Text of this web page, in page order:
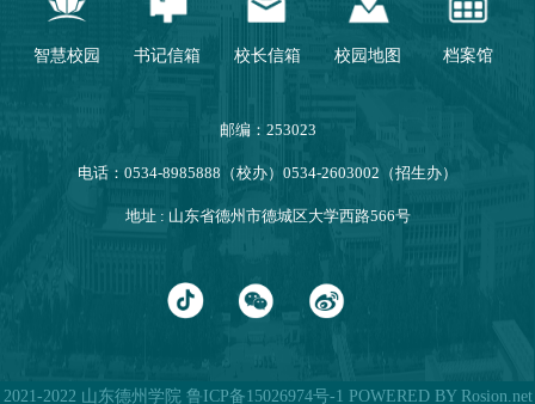
智慧校园 书记信箱 校长信箱 校园地图 档案馆
邮编：253023
电话：0534-8985888（校办）0534-2603002（招生办）
地址 : 山东省德州市德城区大学西路566号
2021-2022 山东德州学院 鲁ICP备15026974号-1 POWERED BY Rosion.net